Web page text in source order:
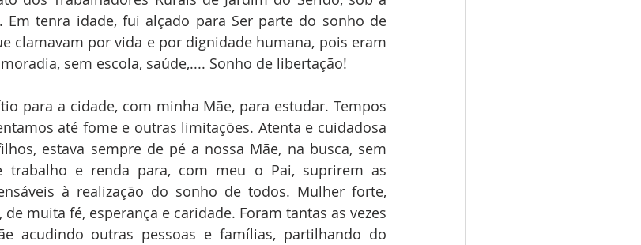
Em tenra idade, fui alçado para Ser parte do sonho de
clamavam por vida e por dignidade humana, pois eram
sem escola, saúde,.... Sonho de libertação!
para a cidade, com minha Mãe, para estudar. Tempos
até fome e outras limitações. Atenta e cuidadosa
estava sempre de pé a nossa Mãe, na busca, sem
trabalho e renda para, com meu o Pai, suprirem as
à realização do sonho de todos. Mulher forte,
muita fé, esperança e caridade. Foram tantas as vezes
acudindo outras pessoas e famílias, partilhando do